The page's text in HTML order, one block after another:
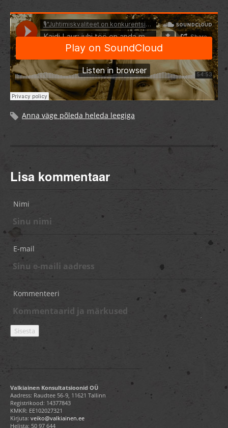
Anna väge põleda heleda leegiga
Lisa kommentaar
Nimi
E-mail
Kommenteeri
Valkiainen Konsultatsioonid OÜ
Aadress: Raudtee 56-9, 11621 Tallinn
Registrikood: 14377843
KMKR: EE102027321
Kirjuta: veiko@valkiainen.ee
Helista: 50 97 644